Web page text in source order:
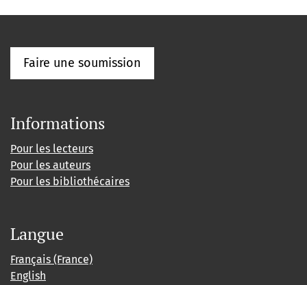
Faire une soumission
Informations
Pour les lecteurs
Pour les auteurs
Pour les bibliothécaires
Langue
Français (France)
English